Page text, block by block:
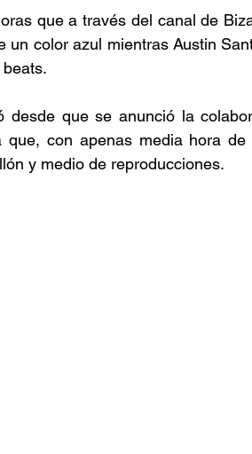
que a través del canal de
un color azul mientras Austin
desde que se anunció la
que, con apenas media hora
y medio de reproducciones.